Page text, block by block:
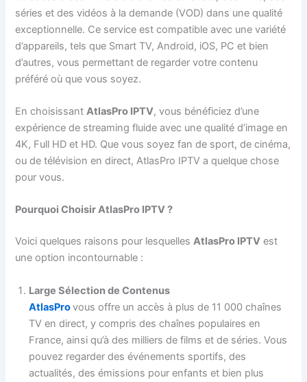
séries et des vidéos à la demande (VOD) dans une qualité
exceptionnelle. Ce service est compatible avec une variété
d’appareils, tels que Smart TV, Android, iOS, PC et bien
d’autres, vous permettant de regarder votre contenu
préféré où que vous soyez.
En choisissantAtlasPro IPTV, vous bénéficiez d’une
expérience de streaming fluide avec une qualité d’image en
4K, Full HD et HD. Que vous soyez fan de sport, de cinéma,
ou de télévision en direct, AtlasPro IPTV a quelque chose
pour vous.
Pourquoi Choisir AtlasPro IPTV ?
Voici quelques raisons pour lesquellesAtlasPro IPTV est
une option incontournable :
Large Sélection de Contenus
AtlasProvous offre un accès à plus de 11 000 chaînes
TV en direct, y compris des chaînes populaires en
France, ainsi qu’à des milliers de films et de séries. Vous
pouvez regarder des événements sportifs, des
actualités, des émissions pour enfants et bien plus